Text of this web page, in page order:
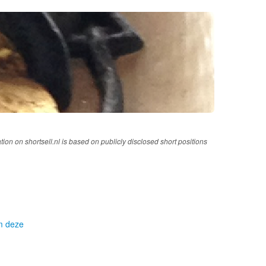
on shortsell.nl is based on publicly disclosed short positions
deze